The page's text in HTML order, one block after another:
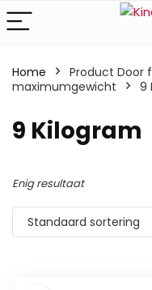
Home
Product Door
maximumgewicht
‎9
‎9 Kilogram
Enig resultaat
Standaard sortering